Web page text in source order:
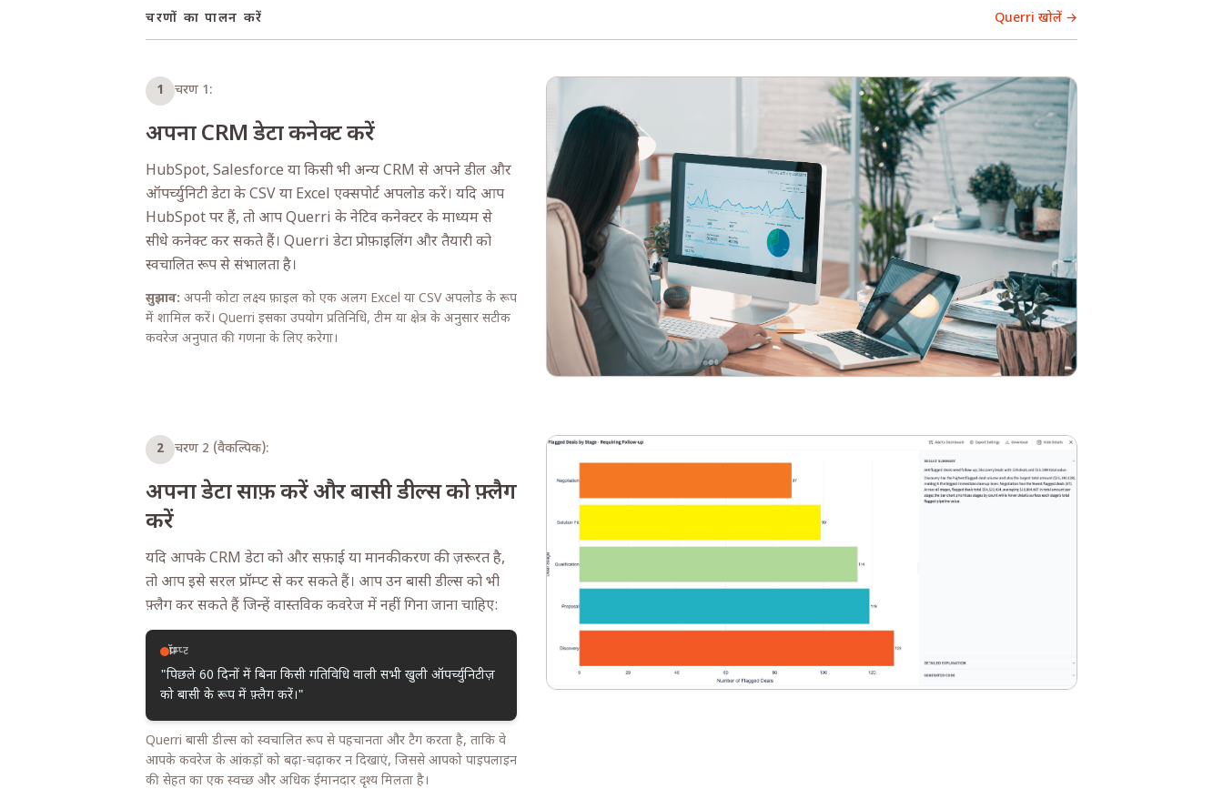
चरणों का पालन करें Querri खोलें →
1 चरण 1:
अपना CRM डेटा कनेक्ट करें
HubSpot, Salesforce या किसी भी अन्य CRM से अपने डील और
ऑपर्च्युनिटी डेटा के CSV या Excel एक्सपोर्ट अपलोड करें। यदि आप
HubSpot पर हैं, तो आप Querri के नेटिव कनेक्टर के माध्यम से
सीधे कनेक्ट कर सकते हैं। Querri डेटा प्रोफ़ाइलिंग और तैयारी को
स्वचालित रूप से संभालता है।
सुझाव: अपनी कोटा लक्ष्य फ़ाइल को एक अलग Excel या CSV अपलोड के रूप
में शामिल करें। Querri इसका उपयोग प्रतिनिधि, टीम या क्षेत्र के अनुसार सटीक
कवरेज अनुपात की गणना के लिए करेगा।
2 चरण 2 (वैकल्पिक):
अपना डेटा साफ़ करें और बासी डील्स को फ़्लैग
करें
यदि आपके CRM डेटा को और सफ़ाई या मानकीकरण की ज़रूरत है,
तो आप इसे सरल प्रॉम्प्ट से कर सकते हैं। आप उन बासी डील्स को भी
फ़्लैग कर सकते हैं जिन्हें वास्तविक कवरेज में नहीं गिना जाना चाहिए:
प्रॉम्प्ट
"पिछले 60 दिनों में बिना किसी गतिविधि वाली सभी खुली ऑपर्च्युनिटीज़
को बासी के रूप में फ़्लैग करें।"
Querri बासी डील्स को स्वचालित रूप से पहचानता और टैग करता है, ताकि वे
आपके कवरेज के आंकड़ों को बढ़ा-चढ़ाकर न दिखाएं, जिससे आपको पाइपलाइन
की सेहत का एक स्वच्छ और अधिक ईमानदार दृश्य मिलता है।